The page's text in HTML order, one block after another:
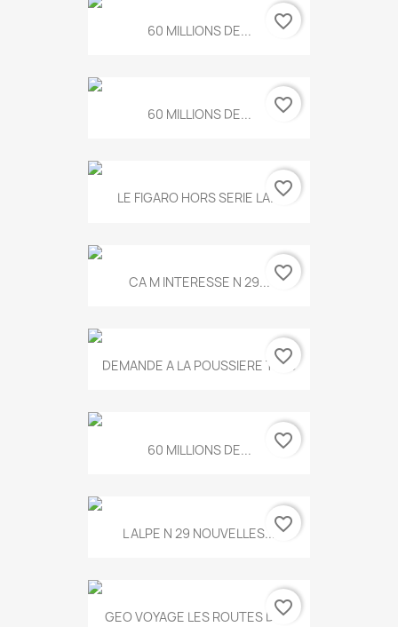
60 MILLIONS DE... favorite_border
60 MILLIONS DE... favorite_border
LE FIGARO HORS SERIE LA...favorite_border
CA M INTERESSE N 29... favorite_border
DEMANDE A LA POUSSIERE T.778
favorite_border
60 MILLIONS DE... favorite_border
L ALPE N 29 NOUVELLES...favorite_border
GEO VOYAGE LES ROUTES DE...
favorite_border